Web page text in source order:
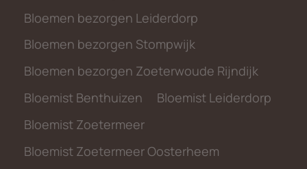
Bloemen bezorgen Leiderdorp
Bloemen bezorgen Stompwijk
Bloemen bezorgen Zoeterwoude Rijndijk
Bloemist Benthuizen
Bloemist Leiderdorp
Bloemist Zoetermeer
Bloemist Zoetermeer Oosterheem